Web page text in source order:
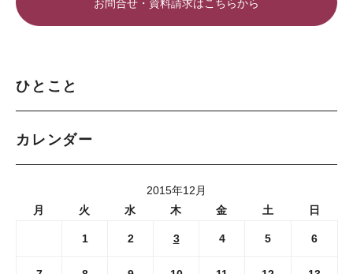
お問合せ・資料請求はこちらから
ひとこと
カレンダー
2015年12月
月
火 水 木 金 土 日
1 2 3 4 5 6